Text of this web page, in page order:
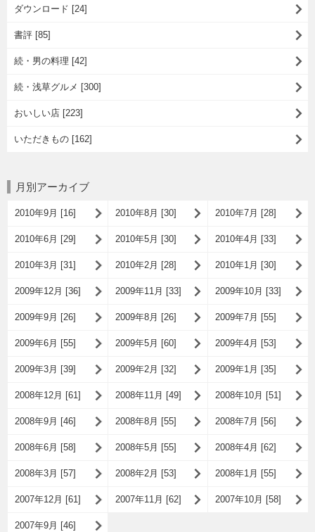
ダウンロード [24]
書評 [85]
続・男の料理 [42]
続・浅草グルメ [300]
おいしい店 [223]
いただきもの [162]
月別アーカイブ
2010年9月 [16] 2010年8月 [30] 2010年7月 [28]
2010年6月 [29] 2010年5月 [30] 2010年4月 [33]
2010年3月 [31] 2010年2月 [28] 2010年1月 [30]
2009年12月 [36] 2009年11月 [33] 2009年10月 [33]
2009年9月 [26] 2009年8月 [26] 2009年7月 [55]
2009年6月 [55] 2009年5月 [60] 2009年4月 [53]
2009年3月 [39] 2009年2月 [32] 2009年1月 [35]
2008年12月 [61] 2008年11月 [49] 2008年10月 [51]
2008年9月 [46] 2008年8月 [55] 2008年7月 [56]
2008年6月 [58] 2008年5月 [55] 2008年4月 [62]
2008年3月 [57] 2008年2月 [53] 2008年1月 [55]
2007年12月 [61] 2007年11月 [62] 2007年10月 [58]
2007年9月 [46]